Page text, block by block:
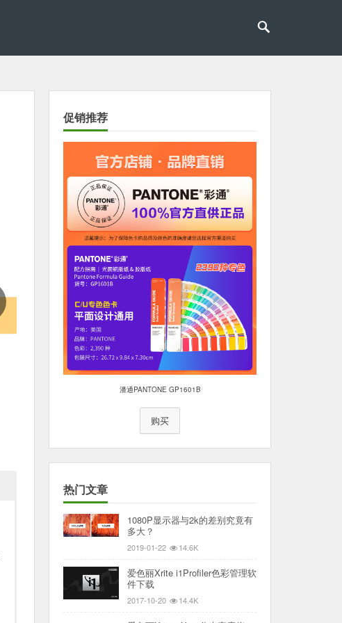
Next Slide
促销推荐
潘通PANTONE GP1601B
购买
热门文章
1080P显示器与2k的差别究竟有
多大？
2019-01-22 14.6K
爱色丽Xrite i1Profiler色彩管理软
件下载
2017-10-20 14.4K